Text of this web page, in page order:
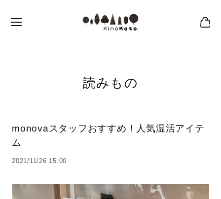
読みもの
monovaスタッフおすすめ！人気温活アイテ
ム
2021/11/26 15:00